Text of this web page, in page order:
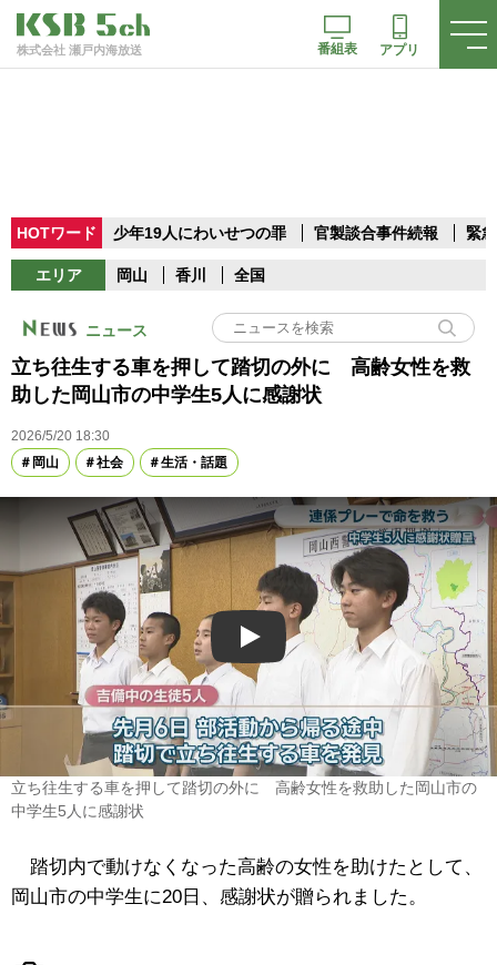
株式会社 瀬戸内海放送 番組表 アプリ
HOTワード 少年19人にわいせつの罪 官製談合事件続報 緊
エリア 岡山 香川 全国
ニュース
立ち往生する車を押して踏切の外に 高齢女性を救
助した岡山市の中学生5人に感謝状
2026/5/20 18:30
岡山
社会 生活・話題
Play
立ち往生する車を押して踏切の外に 高齢女性を救助した岡山市の
中学生5人に感謝状
踏切内で動けなくなった高齢の女性を助けたとして、
岡山市の中学生に20日、感謝状が贈られました。